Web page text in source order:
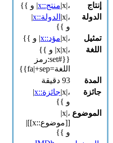
إنتاج
،|x| منتج::x | و }}
الدولة
،|x| الدولة::x |
و }}
تمثيل
،|x| مؤد::x | و }}
اللغة
،|x|x| و }}
{{#set:رمز
اللغة=fa|+sep}}
المدة
93 دقيقة
جائزة
،|x| جائزة::x |
و }}
الموضوع
،|x|
[[موضوع::x]]|
و }}